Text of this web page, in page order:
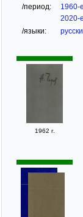
/период: 1960-е
2020-е
/языки:
1962 г.